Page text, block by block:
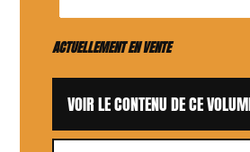
ACTUELLEMENT EN VENTE
VOIR LE CONTENU DE CE